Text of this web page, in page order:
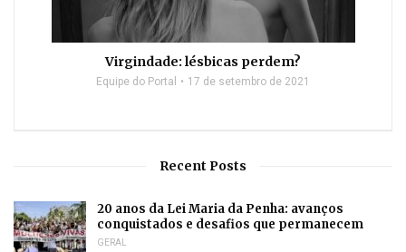
Virgindade: lésbicas perdem?
Equipe do Portal 17 de setembro de 2021
Recent Posts
20 anos da Lei Maria da Penha: avanços
conquistados e desafios que permanecem
GERAL